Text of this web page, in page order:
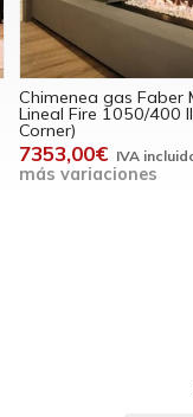
Chimenea gas Faber
Smart (Doble Corner)
4874,00€